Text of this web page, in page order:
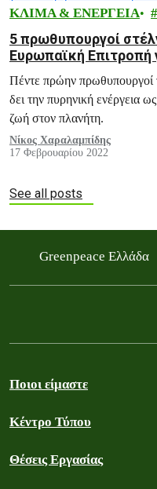
ΚΛΙΜΑ & ΕΝΕΡΓΕΙΑ
5 πρωθυπουργοί
Ευρωπαϊκή Επιτροπή
περνάει στα ψιλά
Πέντε πρώην πρωθυπουργοί
δει την πυρηνική ενέργεια
ζωή στον πλανήτη.
Νίκος Χαραλαμπίδης
17 Φεβρουαρίου 2022
See all posts
Greenpeace Ελλάδα
Ποιοι είμαστε
Κέντρο Τύπου
Θέσεις Εργασίας